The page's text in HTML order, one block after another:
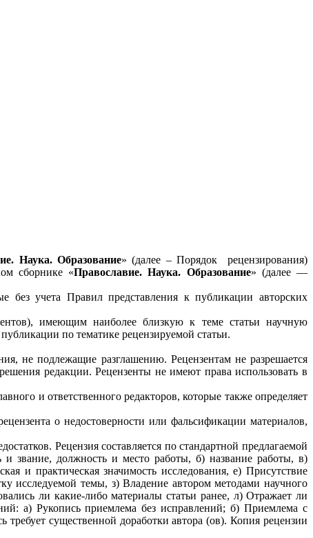
Наука. Образование» (далее – Порядок рецензирования)
сборнике «Православие. Наука. Образование» (далее —
без учета Правил представления к публикации авторских
имеющим наиболее близкую к теме статьи научную
по тематике рецензируемой статьи.
не подлежащие разглашению. Рецензентам не разрешается
редакции. Рецензенты не имеют права использовать в
и ответственного редакторов, которые также определяет
о недостоверности или фальсификации материалов,
Рецензия составляется по стандартной предлагаемой
звание, должность и место работы, б) название работы, в)
и практическая значимость исследования, е) Присутствие
исследуемой темы, з) Владение автором методами научного
ли какие-либо материалы статьи ранее, л) Отражает ли
а) Рукопись приемлема без исправлений; б) Приемлема с
существенной доработки автора (ов). Копия рецензии